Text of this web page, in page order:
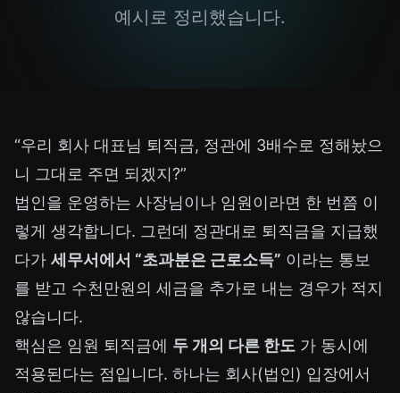
예시로 정리했습니다.
“우리 회사 대표님 퇴직금, 정관에 3배수로 정해놨으
니 그대로 주면 되겠지?”
법인을 운영하는 사장님이나 임원이라면 한 번쯤 이
렇게 생각합니다. 그런데 정관대로 퇴직금을 지급했
다가 세무서에서 “초과분은 근로소득” 이라는 통보
를 받고 수천만원의 세금을 추가로 내는 경우가 적지
않습니다.
핵심은 임원 퇴직금에 두 개의 다른 한도 가 동시에
적용된다는 점입니다. 하나는 회사(법인) 입장에서